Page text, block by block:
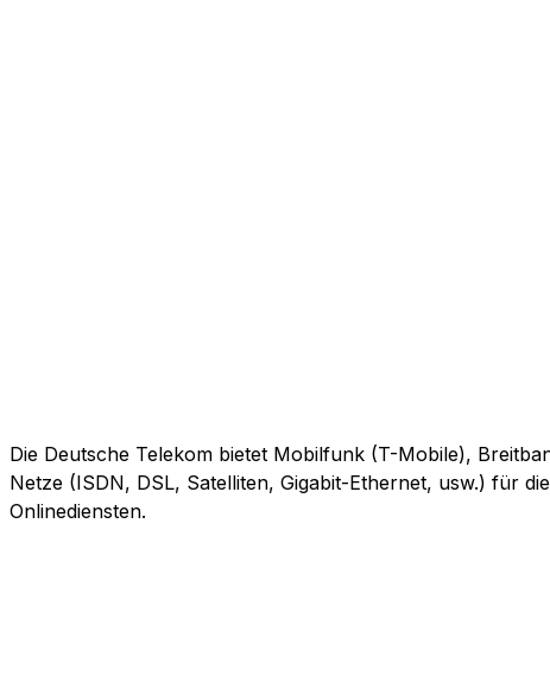
Die Deutsche Telekom bietet Mobilfunk (T-Mobile),
Netze (ISDN, DSL, Satelliten, Gigabit-Ethernet, usw.) für
Onlinediensten.